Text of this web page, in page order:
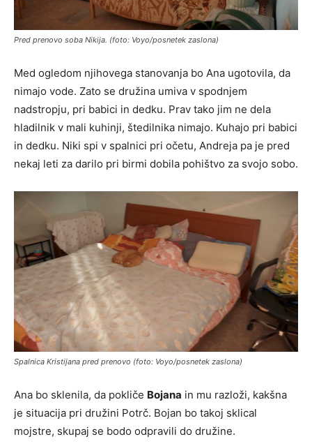
Pred prenovo soba Nikija. (foto: Voyo/posnetek zaslona)
Med ogledom njihovega stanovanja bo Ana ugotovila, da
nimajo vode. Zato se družina umiva v spodnjem
nadstropju, pri babici in dedku. Prav tako jim ne dela
hladilnik v mali kuhinji, štedilnika nimajo. Kuhajo pri babici
in dedku. Niki spi v spalnici pri očetu, Andreja pa je pred
nekaj leti za darilo pri birmi dobila pohištvo za svojo sobo.
Spalnica Kristijana pred prenovo (foto: Voyo/posnetek zaslona)
Ana bo sklenila, da pokliče Bojana in mu razloži, kakšna
je situacija pri družini Potrč. Bojan bo takoj sklical
mojstre, skupaj se bodo odpravili do družine.